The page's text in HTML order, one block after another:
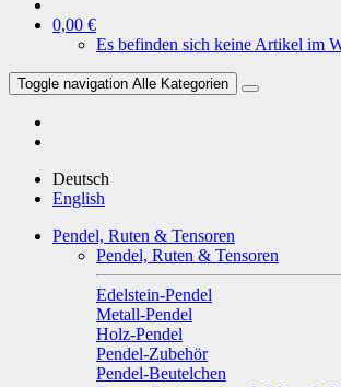
0,00 €
Es befinden sich keine Artikel im
Toggle navigation Alle Kategorien
Deutsch
English
Pendel, Ruten & Tensoren
Pendel, Ruten & Tensoren
Edelstein-Pendel
Metall-Pendel
Holz-Pendel
Pendel-Zubehör
Pendel-Beutelchen